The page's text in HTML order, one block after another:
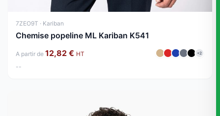
7ZEO9T · Kariban
Chemise popeline ML Kariban K541
A partir de 12,82 € HT +2
--